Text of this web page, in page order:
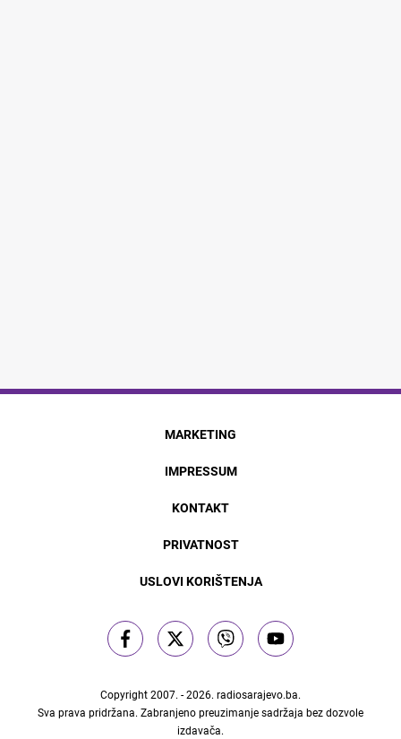
MARKETING
IMPRESSUM
KONTAKT
PRIVATNOST
USLOVI KORIŠTENJA
Copyright 2007. - 2026. radiosarajevo.ba.
Sva prava pridržana. Zabranjeno preuzimanje sadržaja bez dozvole
izdavača.